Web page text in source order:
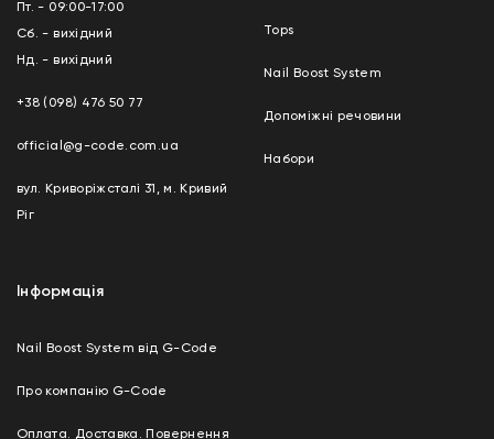
Пт. - 09:00-17:00
Сб. - вихідний
Нд. - вихідний
+38 (098) 476 50 77
official@g-code.com.ua
вул. Криворіжсталі 31, м. Кривий
Ріг
Tops
Nail Boost System
Допоміжні речовини
Набори
Інформація
Nail Boost System від G-Code
Про компанію G-Code
Оплата. Доставка. Повернення